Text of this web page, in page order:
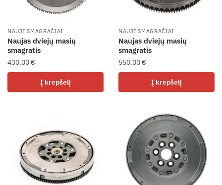
NAUJI SMAGRAČIAI
Naujas dviejų masių
smagratis
430.00€
Į krepšelį
NAUJI SMAGRAČIAI
Naujas dviejų masių
smagratis
550.00€
Į krepšelį